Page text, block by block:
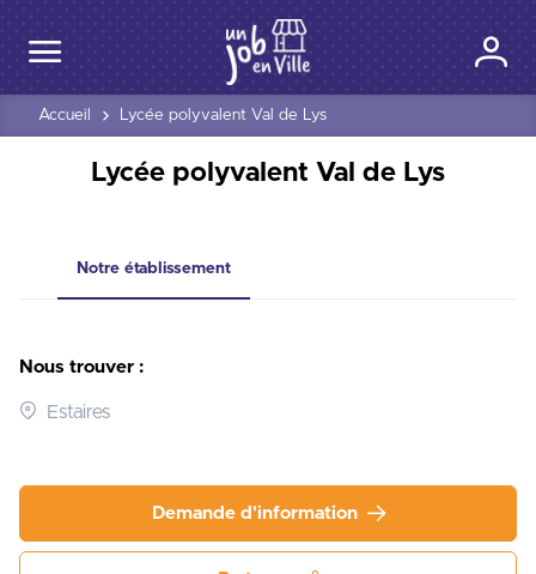
Accueil Lycée polyvalent Val de Lys
Lycée polyvalent Val de Lys
Notre établissement
Nous trouver :
Estaires
Demande d'information